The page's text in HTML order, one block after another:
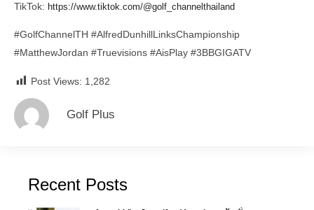
TikTok: https://www.tiktok.com/@golf_channelthailand
#GolfChannelTH #AlfredDunhillLinksChampionship
#MatthewJordan #Truevisions #AisPlay #3BBGIGATV
Post Views: 1,282
Golf Plus
Recent Posts